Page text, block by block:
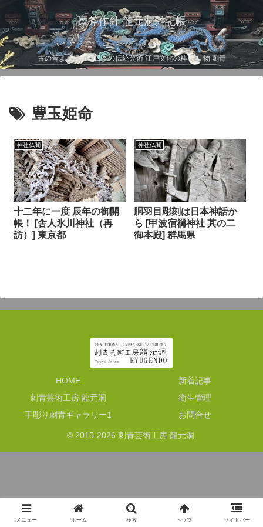
磨斧作針 龍元洞雑記帳
古の昔より伝わる日本の伝統芸術 江戸文化の粋 彫り物 刺青
豊玉姫命
神社仏閣
十二年に一度 辰年の御開
帳！ [舎人氷川神社（再
訪）] 東京都
神社仏閣
胴羽目彫刻は日本神話か
ら [甲波宿禰神社 其の二
御本殿] 群馬県
HOME
新着記事
刺青芸術工房 龍元洞
衛生管理
手彫り刺青ギャラリー1
お問合せ
© 2015-2026 刺青芸術工房 龍元洞.
メニュー ホーム 検索 トップ サイドバー